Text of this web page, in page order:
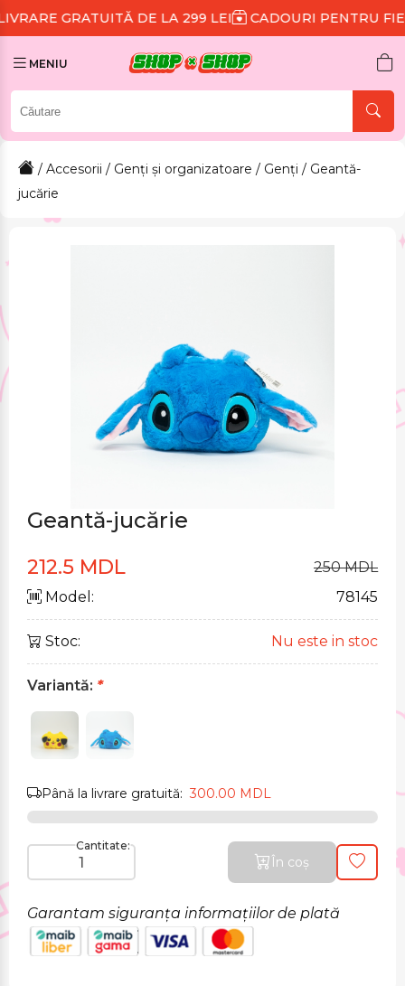
DE LA 299 LEI CADOURI PENTRU FIECARE
MENIU
/ Accesorii / Genți și organizatoare / Genți / Geantă-
jucărie
Geantă-jucărie
212.5 MDL
250 MDL
Model:
78145
Stoc: Nu este in stoc
Variantă: *
Până la livrare gratuită:300.00 MDL
Cantitate:
În coș
Garantam siguranța informațiilor de plată